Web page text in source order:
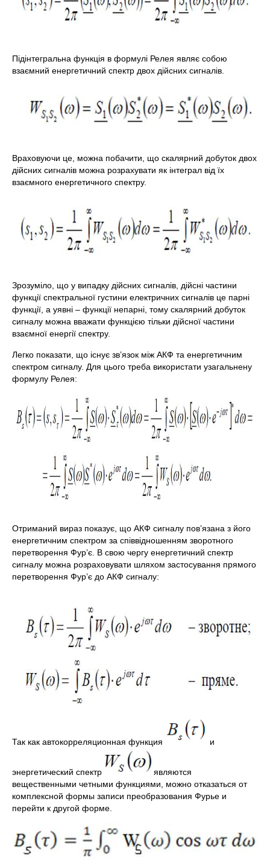
Підінтегральна функція в формулі Релея являє собою
взаємний енергетичний спектр двох дійсних сигналів.
Враховуючи це, можна побачити, що скалярний добуток двох
дійсних сигналів можна розрахувати як інтеграл від їх
взаємного енергетичного спектру.
Зрозуміло, що у випадку дійсних сигналів, дійсні частини
функції спектральної густини електричних сигналів це парні
функції, а уявні – функції непарні, тому скалярний добуток
сигналу можна вважати функцією тільки дійсної частини
взаємної енергії спектру.
Легко показати, що існує зв’язок між АКФ та енергетичним
спектром сигналу. Для цього треба використати узагальнену
формулу Релея:
Отриманий вираз показує, що АКФ сигналу пов’язана з його
енергетичним спектром за співвідношенням зворотного
перетворення Фур’є. В свою чергу енергетичний спектр
сигналу можна розраховувати шляхом застосування прямого
перетворення Фур’є до АКФ сигналу:
Так как автокорреляционная функция и
энергетический спектр
являются
вещественными четными функциями, можно отказаться от
комплексной формы записи преобразования Фурье и
перейти к другой форме.